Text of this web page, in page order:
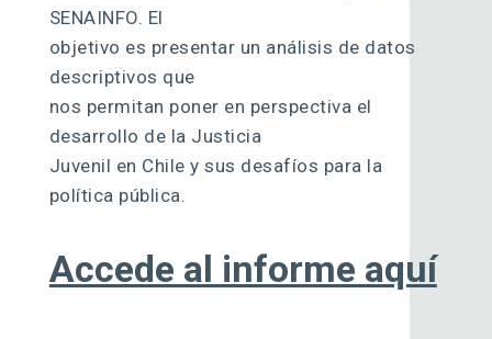
SENAINFO. El
objetivo es presentar un análisis de datos
descriptivos que
nos permitan poner en perspectiva el
desarrollo de la Justicia
Juvenil en Chile y sus desafíos para la
política pública.
Accede al informe aquí